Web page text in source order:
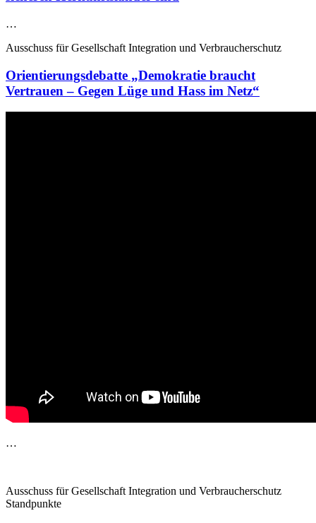
…
Ausschuss für Gesellschaft Integration und Verbraucherschutz
Orientierungsdebatte „Demokratie braucht
Vertrauen – Gegen Lüge und Hass im Netz“
…
Ausschuss für Gesellschaft Integration und Verbraucherschutz
Standpunkte